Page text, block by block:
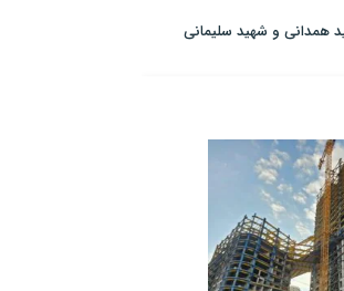
27 فاز 1و2 شهید همدانی و شهید سلیمانی